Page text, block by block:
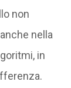
non
nella
in